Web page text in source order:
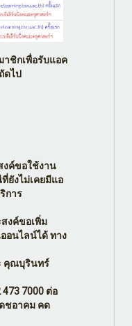
ชิกเพื่อรับแอค
ดไป
งค์ขอใช้งาน
ยังไม่เคยมีแอ
การ
งค์ขอเพิ่ม
อนไลน์ได้ ทาง
คุณบุรินทร์
7000 ต่อ
ชอาคม คด